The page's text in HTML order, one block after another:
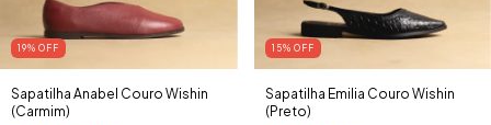
19% OFF
Sapatilha Anabel Couro Wishin
(Carmim)
15% OFF
Sapatilha Emilia Couro Wishin
(Preto)